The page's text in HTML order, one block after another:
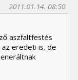
2011.01.14. 08:50
aszfaltfestés
az eredeti is, de